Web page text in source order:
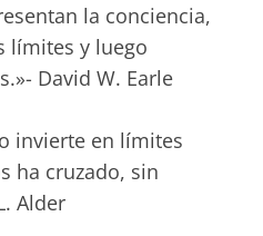
la conciencia,
límites y luego
David W. Earle
invierte en límites
ha cruzado, sin
Alder